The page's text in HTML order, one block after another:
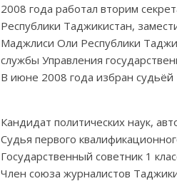
2008 года работал вторим
Республики Таджикистан,
Маджлиси Оли Республики
службы Управления
В июне 2008 года избран судьёй
Кандидат политических наук,
Судья первого
Государственный советник 1
Член союза журналистов